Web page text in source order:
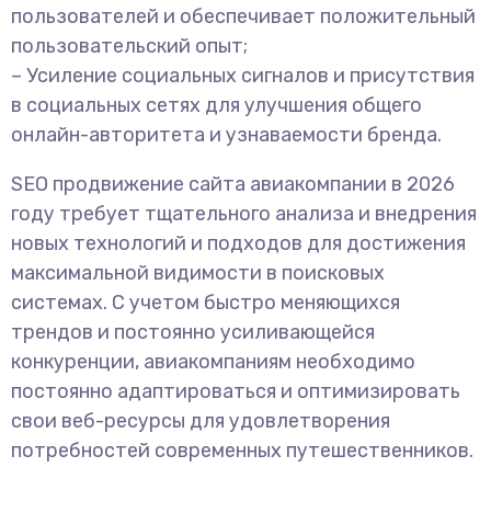
пользователей и обеспечивает положительный
пользовательский опыт;
– Усиление социальных сигналов и присутствия
в социальных сетях для улучшения общего
онлайн-авторитета и узнаваемости бренда.
SEO продвижение сайта авиакомпании в 2026
году требует тщательного анализа и внедрения
новых технологий и подходов для достижения
максимальной видимости в поисковых
системах. С учетом быстро меняющихся
трендов и постоянно усиливающейся
конкуренции, авиакомпаниям необходимо
постоянно адаптироваться и оптимизировать
свои веб-ресурсы для удовлетворения
потребностей современных путешественников.